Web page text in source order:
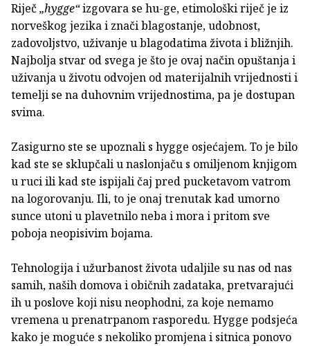
Riječ„hygge“izgovara se hu-ge, etimološki riječ je iz
norveškog jezika i znači blagostanje, udobnost,
zadovoljstvo, uživanje u blagodatima života i bližnjih.
Najbolja stvar od svega je što je ovaj način opuštanja i
uživanja u životu odvojen od materijalnih vrijednosti i
temelji se na duhovnim vrijednostima, pa je dostupan
svima.
Zasigurno ste se upoznali s hygge osjećajem. To je bilo
kad ste se sklupčali u naslonjaču s omiljenom knjigom
u ruci ili kad ste ispijali čaj pred pucketavom vatrom
na logorovanju. Ili, to je onaj trenutak kad umorno
sunce utoni u plavetnilo neba i mora i pritom sve
poboja neopisivim bojama.
Tehnologija i užurbanost života udaljile su nas od nas
samih, naših domova i običnih zadataka, pretvarajući
ih u poslove koji nisu neophodni, za koje nemamo
vremena u prenatrpanom rasporedu. Hygge podsjeća
kako je moguće s nekoliko promjena i sitnica ponovo